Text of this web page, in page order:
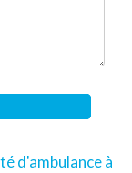
d'ambulance à